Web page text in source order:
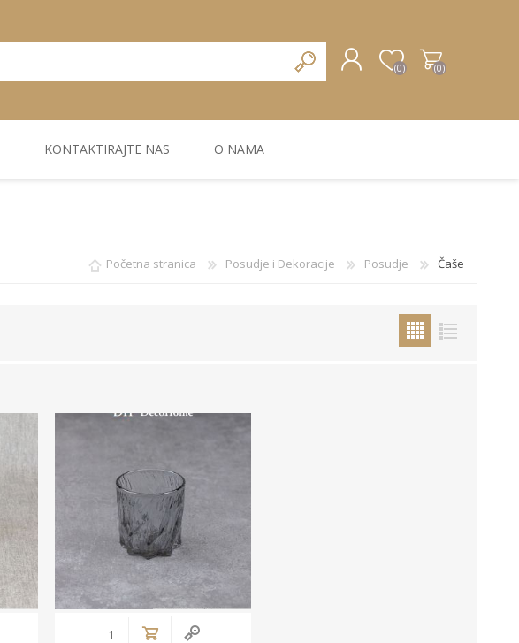
(0) (0)
Zidne Kompozicije
Zidna Ogledala
Bele MDF lajsne
KONTAKTIRAJTE NAS O NAMA
Početna stranica Posudje i Dekoracije Posudje Čaše